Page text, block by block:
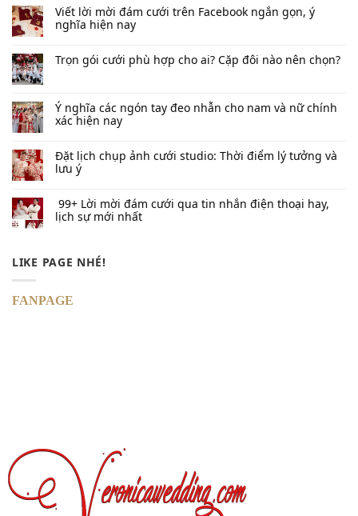
Viết lời mời đám cưới trên Facebook​ ngắn gọn, ý
nghĩa hiện nay
Trọn gói cưới phù hợp cho ai? Cặp đôi nào nên chọn?
Ý nghĩa các ngón tay đeo nhẫn cho nam và nữ chính
xác hiện nay
Đặt lịch chụp ảnh cưới studio: Thời điểm lý tưởng và
lưu ý
99+ Lời mời đám cưới qua tin nhắn​ điện thoại hay,
lịch sự mới nhất
LIKE PAGE NHÉ!
FANPAGE